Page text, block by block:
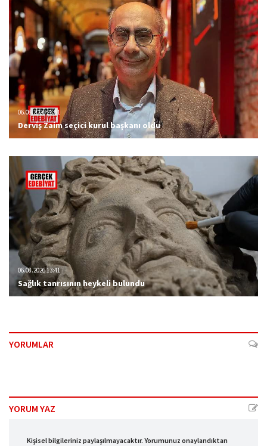
06.08.2026 23:51
Derviş Zaim seçici kurul başkanı oldu
06.08.2026 13:41
Sağlık tanrısının heykeli bulundu
YORUMLAR
YORUM YAZ
Kişisel bilgileriniz paylaşılmayacaktır. Yorumunuz onaylandıktan